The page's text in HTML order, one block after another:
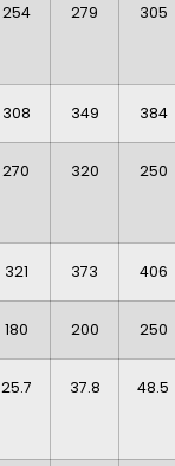
254 279 305
308 349 384
270 320 250
321 373 406
180 200 250
25.7 37.8 48.5